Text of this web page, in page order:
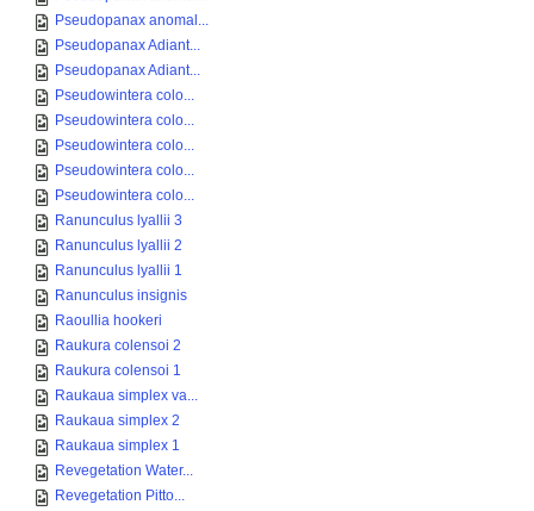
Pseudopanax anomal...
Pseudopanax Adiant...
Pseudopanax Adiant...
Pseudowintera colo...
Pseudowintera colo...
Pseudowintera colo...
Pseudowintera colo...
Pseudowintera colo...
Ranunculus lyallii 3
Ranunculus lyallii 2
Ranunculus lyallii 1
Ranunculus insignis
Raoullia hookeri
Raukura colensoi 2
Raukura colensoi 1
Raukaua simplex va...
Raukaua simplex 2
Raukaua simplex 1
Revegetation Water...
Revegetation Pitto...